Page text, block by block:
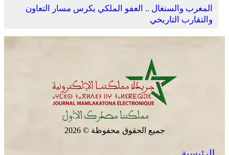
المغرب والسنغال .. العفو الملكي يكرس مسار التعاون
والتقارب التاريخي
جميع الحقوق محفوظة © 2026